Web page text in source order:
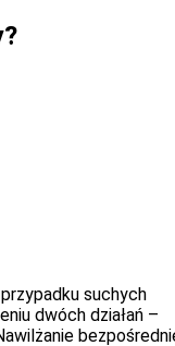
suchych
dwóch działań –